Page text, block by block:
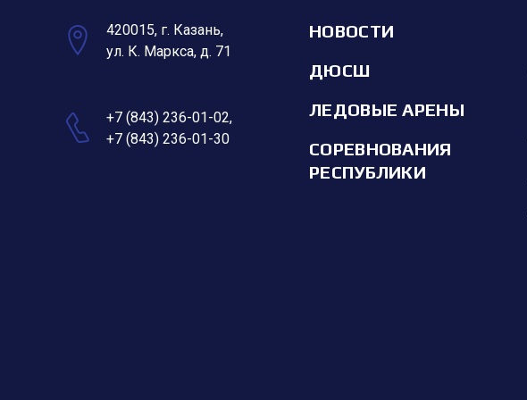
420015, г. Казань,
ул. К. Маркса, д. 71
+7 (843) 236-01-02,
+7 (843) 236-01-30
НОВОСТИ
ДЮСШ
ЛЕДОВЫЕ АРЕНЫ
СОРЕВНОВАНИЯ
РЕСПУБЛИКИ